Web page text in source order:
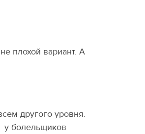
плохой вариант. А
другого уровня.
у болельщиков